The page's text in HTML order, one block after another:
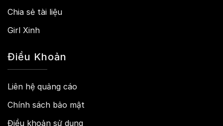
Chia sẻ tài liệu
Girl Xinh
Điều Khoản
Liên hệ quảng cáo
Chính sách bảo mật
Điều khoản sử dụng